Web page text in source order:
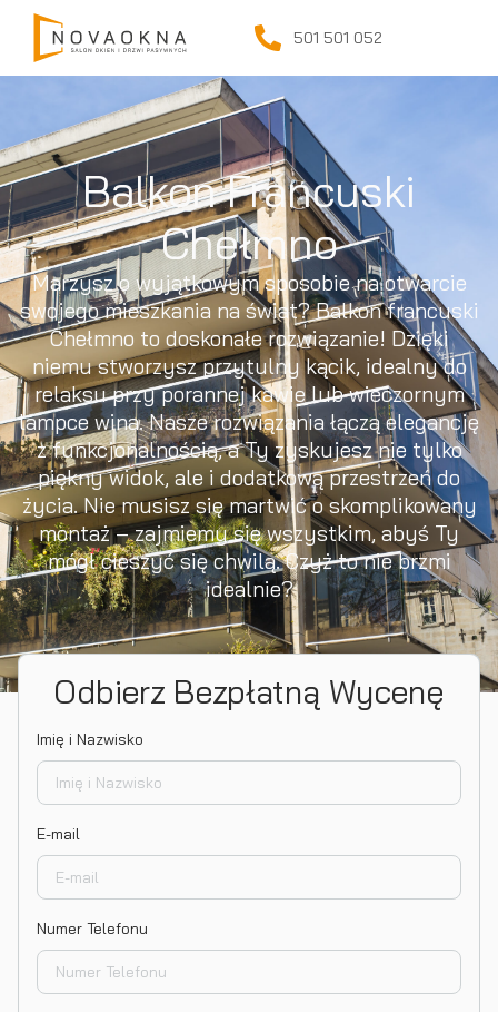
501 501 052
Balkon Francuski
Chełmno
Marzysz o wyjątkowym sposobie na otwarcie
swojego mieszkania na świat? Balkon francuski
Chełmno to doskonałe rozwiązanie! Dzięki
niemu stworzysz przytulny kącik, idealny do
relaksu przy porannej kawie lub wieczornym
lampce wina. Nasze rozwiązania łączą elegancję
z funkcjonalnością, a Ty zyskujesz nie tylko
piękny widok, ale i dodatkową przestrzeń do
życia. Nie musisz się martwić o skomplikowany
montaż – zajmiemy się wszystkim, abyś Ty
mógł cieszyć się chwilą. Czyż to nie brzmi
idealnie?
Odbierz Bezpłatną Wycenę
Imię i Nazwisko
E-mail
Numer Telefonu